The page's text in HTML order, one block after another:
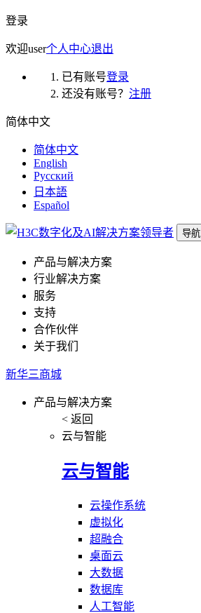
登录
欢迎user个人中心退出
已有账号登录
还没有账号？ 注册
简体中文
简体中文
English
Русский
日本語
Español
导航
产品与解决方案
行业解决方案
服务
支持
合作伙伴
关于我们
新华三商城
产品与解决方案
< 返回
云与智能
云与智能
云操作系统
虚拟化
超融合
桌面云
大数据
数据库
人工智能